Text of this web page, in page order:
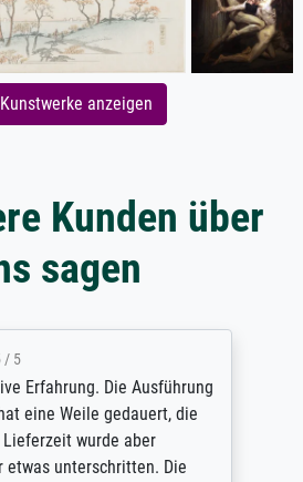
anzeigen
Kunden über
sagen
/ 5
Erfahrung. Die Ausführung
eine Weile gedauert, die
wurde aber
etwas unterschritten. Die